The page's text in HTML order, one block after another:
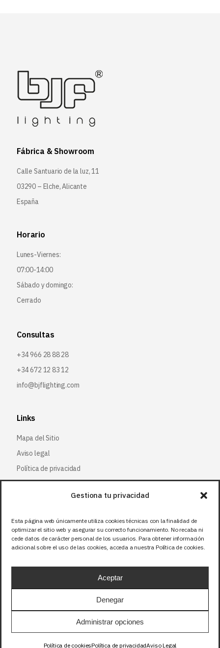
Gestiona tu privacidad
Esta página web únicamente utiliza cookies técnicas con la finalidad de
optimizar el sitio web y asegurar su correcto funcionamiento. No recaba ni
cede datos de carácter personal de los usuarios. Para obtener información
adicional sobre el uso de las cookies, acceda a nuestra Política de cookies.
Aceptar
Denegar
Administrar opciones
Política de cookiesPolítica de privacidadAviso Legal
Fábrica & Showroom
Calle Santuario de la luz, 11
03290 – Elche, Alicante
España
Horario
Lunes-Viernes:
07:00-14:00
Sábado y domingo:
Cerrado
Consultas
+34 966 28 88 28
+34 672 12 83 12
info@bjflighting.com
Links
Mapa del Sitio
Aviso legal
Política de privacidad
Política de cookies
Síguenos
Facebook
X (Twitter)
Instagram
Precios sin IVA (21%). Tasa RAEE incluida en
aquellos productos que corresponda.